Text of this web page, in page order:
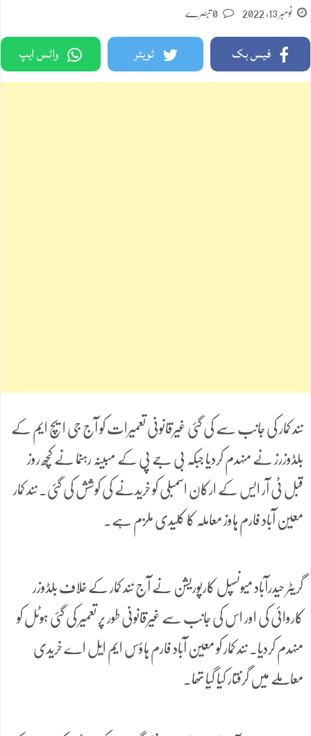
نومبر 13, 2022
فیس بک ٹویٹر واٹس ایپ
نند کمار کی جانب سے کی گئی غیرقانونی تعمیرات کو آج جی ایچ ایم کے
بلڈوزرز نے منہدم کردیا جبکہ بی جے پی کے مبینہ رہنما نے کچھ روز
قبل ٹی آر ایس کے ارکان اسمبلی کو خریدنے کی کوشش کی گئی۔ نند کمار
معین آباد فارم ہاوز معاملہ کا کلیدی ملزم ہے۔
گریٹر حیدرآباد میونسپل کارپوریشن نے آج نند کمار کے خلاف بلڈوزر
کاروائی کی اور اس کی جانب سے غیرقانونی طور پر تعمیر کی گئی ہوٹل کو
منہدم کردیا۔ نند کمار کو معین آباد فارم ہاؤس ایم ایل اے خریدی
معاملے میں گرفتار کیا گیا تھا۔